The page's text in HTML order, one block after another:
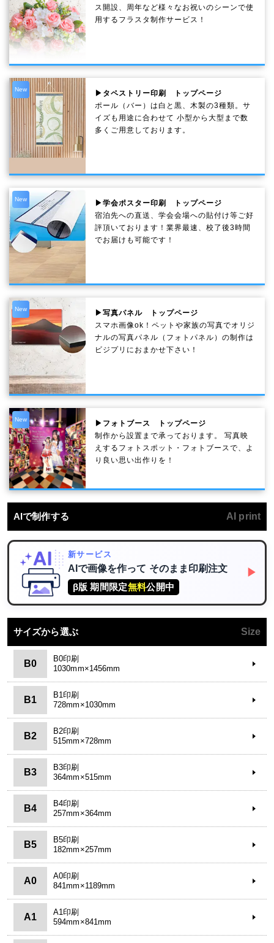
ス開設、周年など様々なお祝いのシーンで使
用するフラスタ制作サービス！
New
▶タペストリー印刷 トップページ
ポール（バー）は白と黒、木製の3種類。サ
イズも用途に合わせて 小型から大型まで数
多くご用意しております。
New
▶学会ポスター印刷 トップページ
宿泊先への直送、学会会場への貼付け等ご好
評頂いております！業界最速、校了後3時間
でお届けも可能です！
New
▶写真パネル トップページ
スマホ画像ok！ペットや家族の写真でオリジ
ナルの写真パネル（フォトパネル）の制作は
ビジプリにおまかせ下さい！
New
▶フォトブース トップページ
制作から設置まで承っております。 写真映
えするフォトスポット・フォトブースで、よ
り良い思い出作りを！
AIで制作する AI print
新サービス
AIで画像を作って そのまま印刷注文
β版 期間限定無料公開中
▶
サイズから選ぶ Size
B0
B0印刷
1030mm×1456mm
B1
B1印刷
728mm×1030mm
B2
B2印刷
515mm×728mm
B3
B3印刷
364mm×515mm
B4
B4印刷
257mm×364mm
B5
B5印刷
182mm×257mm
A0
A0印刷
841mm×1189mm
A1
A1印刷
594mm×841mm